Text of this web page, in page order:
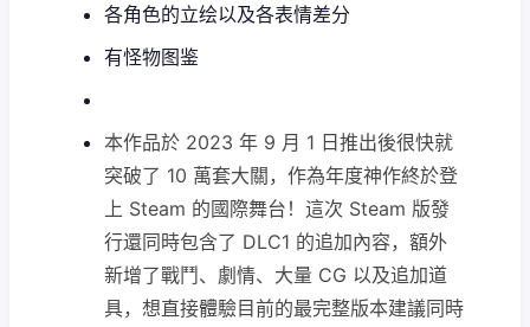
各角色的立绘以及各表情差分
有怪物图鉴
本作品於 2023 年 9 月 1 日推出後很快就
突破了 10 萬套大關，作為年度神作終於登
上 Steam 的國際舞台！這次 Steam 版發
行還同時包含了 DLC1 的追加內容，額外
新增了戰鬥、劇情、大量 CG 以及追加道
具，想直接體驗目前的最完整版本建議同時